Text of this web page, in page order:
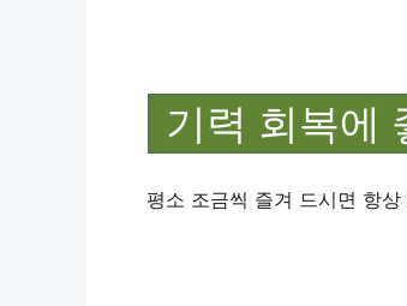
기력 회복에
평소 조금씩 즐겨 드시면 항